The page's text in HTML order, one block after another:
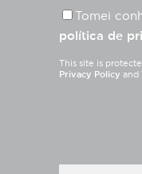
Tomei
política de
This site is
Privacy Policy and